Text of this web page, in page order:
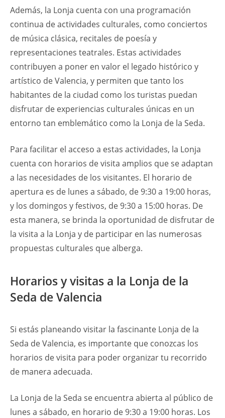
Además, la Lonja cuenta con una programación
continua de actividades culturales, como conciertos
de música clásica, recitales de poesía y
representaciones teatrales. Estas actividades
contribuyen a poner en valor el legado histórico y
artístico de Valencia, y permiten que tanto los
habitantes de la ciudad como los turistas puedan
disfrutar de experiencias culturales únicas en un
entorno tan emblemático como la Lonja de la Seda.
Para facilitar el acceso a estas actividades, la Lonja
cuenta con horarios de visita amplios que se adaptan
a las necesidades de los visitantes. El horario de
apertura es de lunes a sábado, de 9:30 a 19:00 horas,
y los domingos y festivos, de 9:30 a 15:00 horas. De
esta manera, se brinda la oportunidad de disfrutar de
la visita a la Lonja y de participar en las numerosas
propuestas culturales que alberga.
Horarios y visitas a la Lonja de la
Seda de Valencia
Si estás planeando visitar la fascinante Lonja de la
Seda de Valencia, es importante que conozcas los
horarios de visita para poder organizar tu recorrido
de manera adecuada.
La Lonja de la Seda se encuentra abierta al público de
lunes a sábado, en horario de 9:30 a 19:00 horas. Los